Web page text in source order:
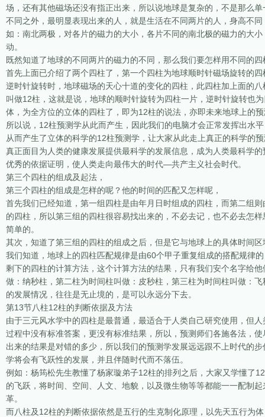
场，还有其他磁场还没有指正出来，所以说地球是复杂的，不是那么
不同之外，最明显表现出来的人，就是生活在不同两片的人，身高不
如：南北两极，对各片的磁力的大小，各片不同的南北极的磁力的大
动。
既然知道了地球的不同两片的磁力的不同，那么我们要怎样用不同的
首先上面已介绍了两个四柱了，第一个四柱为地球顺时针磁场旋转的
逆时针旋转时，地球磁场的天心十道的变化的四柱，此四柱加上面的
叫做12柱，这就是说，地球的顺时针旋转为四柱一片，逆时针旋转也
体，为全方位的立体的四柱了，即为12柱的说法，亦即未来地球上的
所以说，12柱预测学从此而产生，因此我们的电脑才会正常发挥出水
从而产生了立体的科学的12柱预测学，让大家从此走上真正的科学的
真正面目为人类的健康发展提供最科学的发展信息，成为人类最科学
优秀的依据证明，使人类走向最伟大的时代—共产主义社会时代。
第三个四柱的组成及起法，
第三个四柱的组成是怎样的呢？他的时间的匹配又怎样呢，
首先我们已经知道，第一组四柱是由年月日时组成的四柱，而第二组
的四柱，所以第三组的四柱很容易找出来的，不必去记，也不必去怎
简单的。
其次，知道了第三组的四柱的组成之后，但是它与地球上的具体时间
我们知道，地球上的四柱匹配规律是由60个甲子重复组成的搭配规律
剩下的四柱的计算方法，这个计算方法的结果，只有我们安个名字给
做：纳秒柱，第二柱为时间柱叫做：皮秒柱，第三柱为时间柱叫做：
的发展情况，往往是无止境的，是可以永远分下去。
第13节八柱12柱的判断依据及方法
由于三元风水学中的四柱是最普通，最适合于人类自己研究使用，但
过程中没有标准答案，更没有标准结果，所以，预测师们各施各法，
出来的结果是对错的多少，所以我们的预测学发展远远跟不上时代的
学将会有飞跃性的发展，并且伴随时代而不落伍。
例如：杨筠松先生教懂了杨家璇弟子12柱的排列之后，大家又学懂了
的飞跃，将时间、空间、人文、地貌，以及微生物等等都能一一配制
革。
而八柱及12柱的判断依据依然是五行的生克制化原理，以先天五行为